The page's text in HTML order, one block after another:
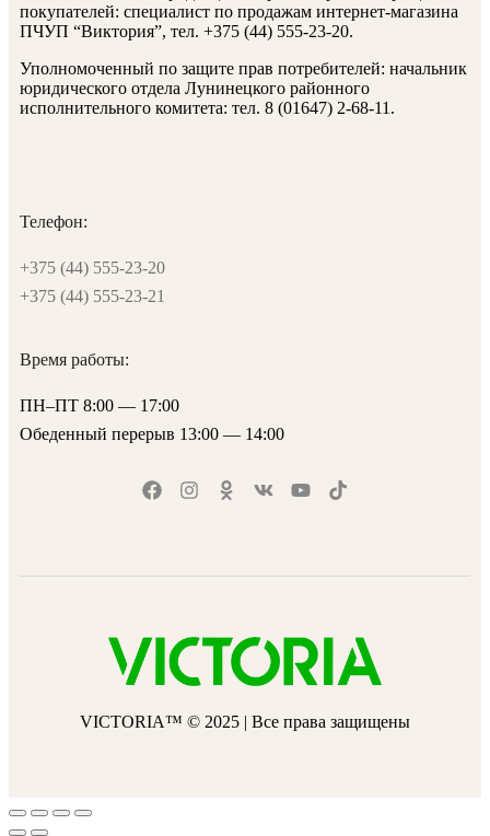
покупателей: специалист по продажам интернет-магазина
ПЧУП “Виктория”, тел. +375 (44) 555-23-20.
Уполномоченный по защите прав потребителей: начальник
юридического отдела Лунинецкого районного
исполнительного комитета: тел. 8 (01647) 2-68-11.
Телефон:
+375 (44) 555-23-20
+375 (44) 555-23-21
Время работы:
ПН–ПТ 8:00 — 17:00
Обеденный перерыв 13:00 — 14:00
VICTORIA™ © 2025 | Все права защищены